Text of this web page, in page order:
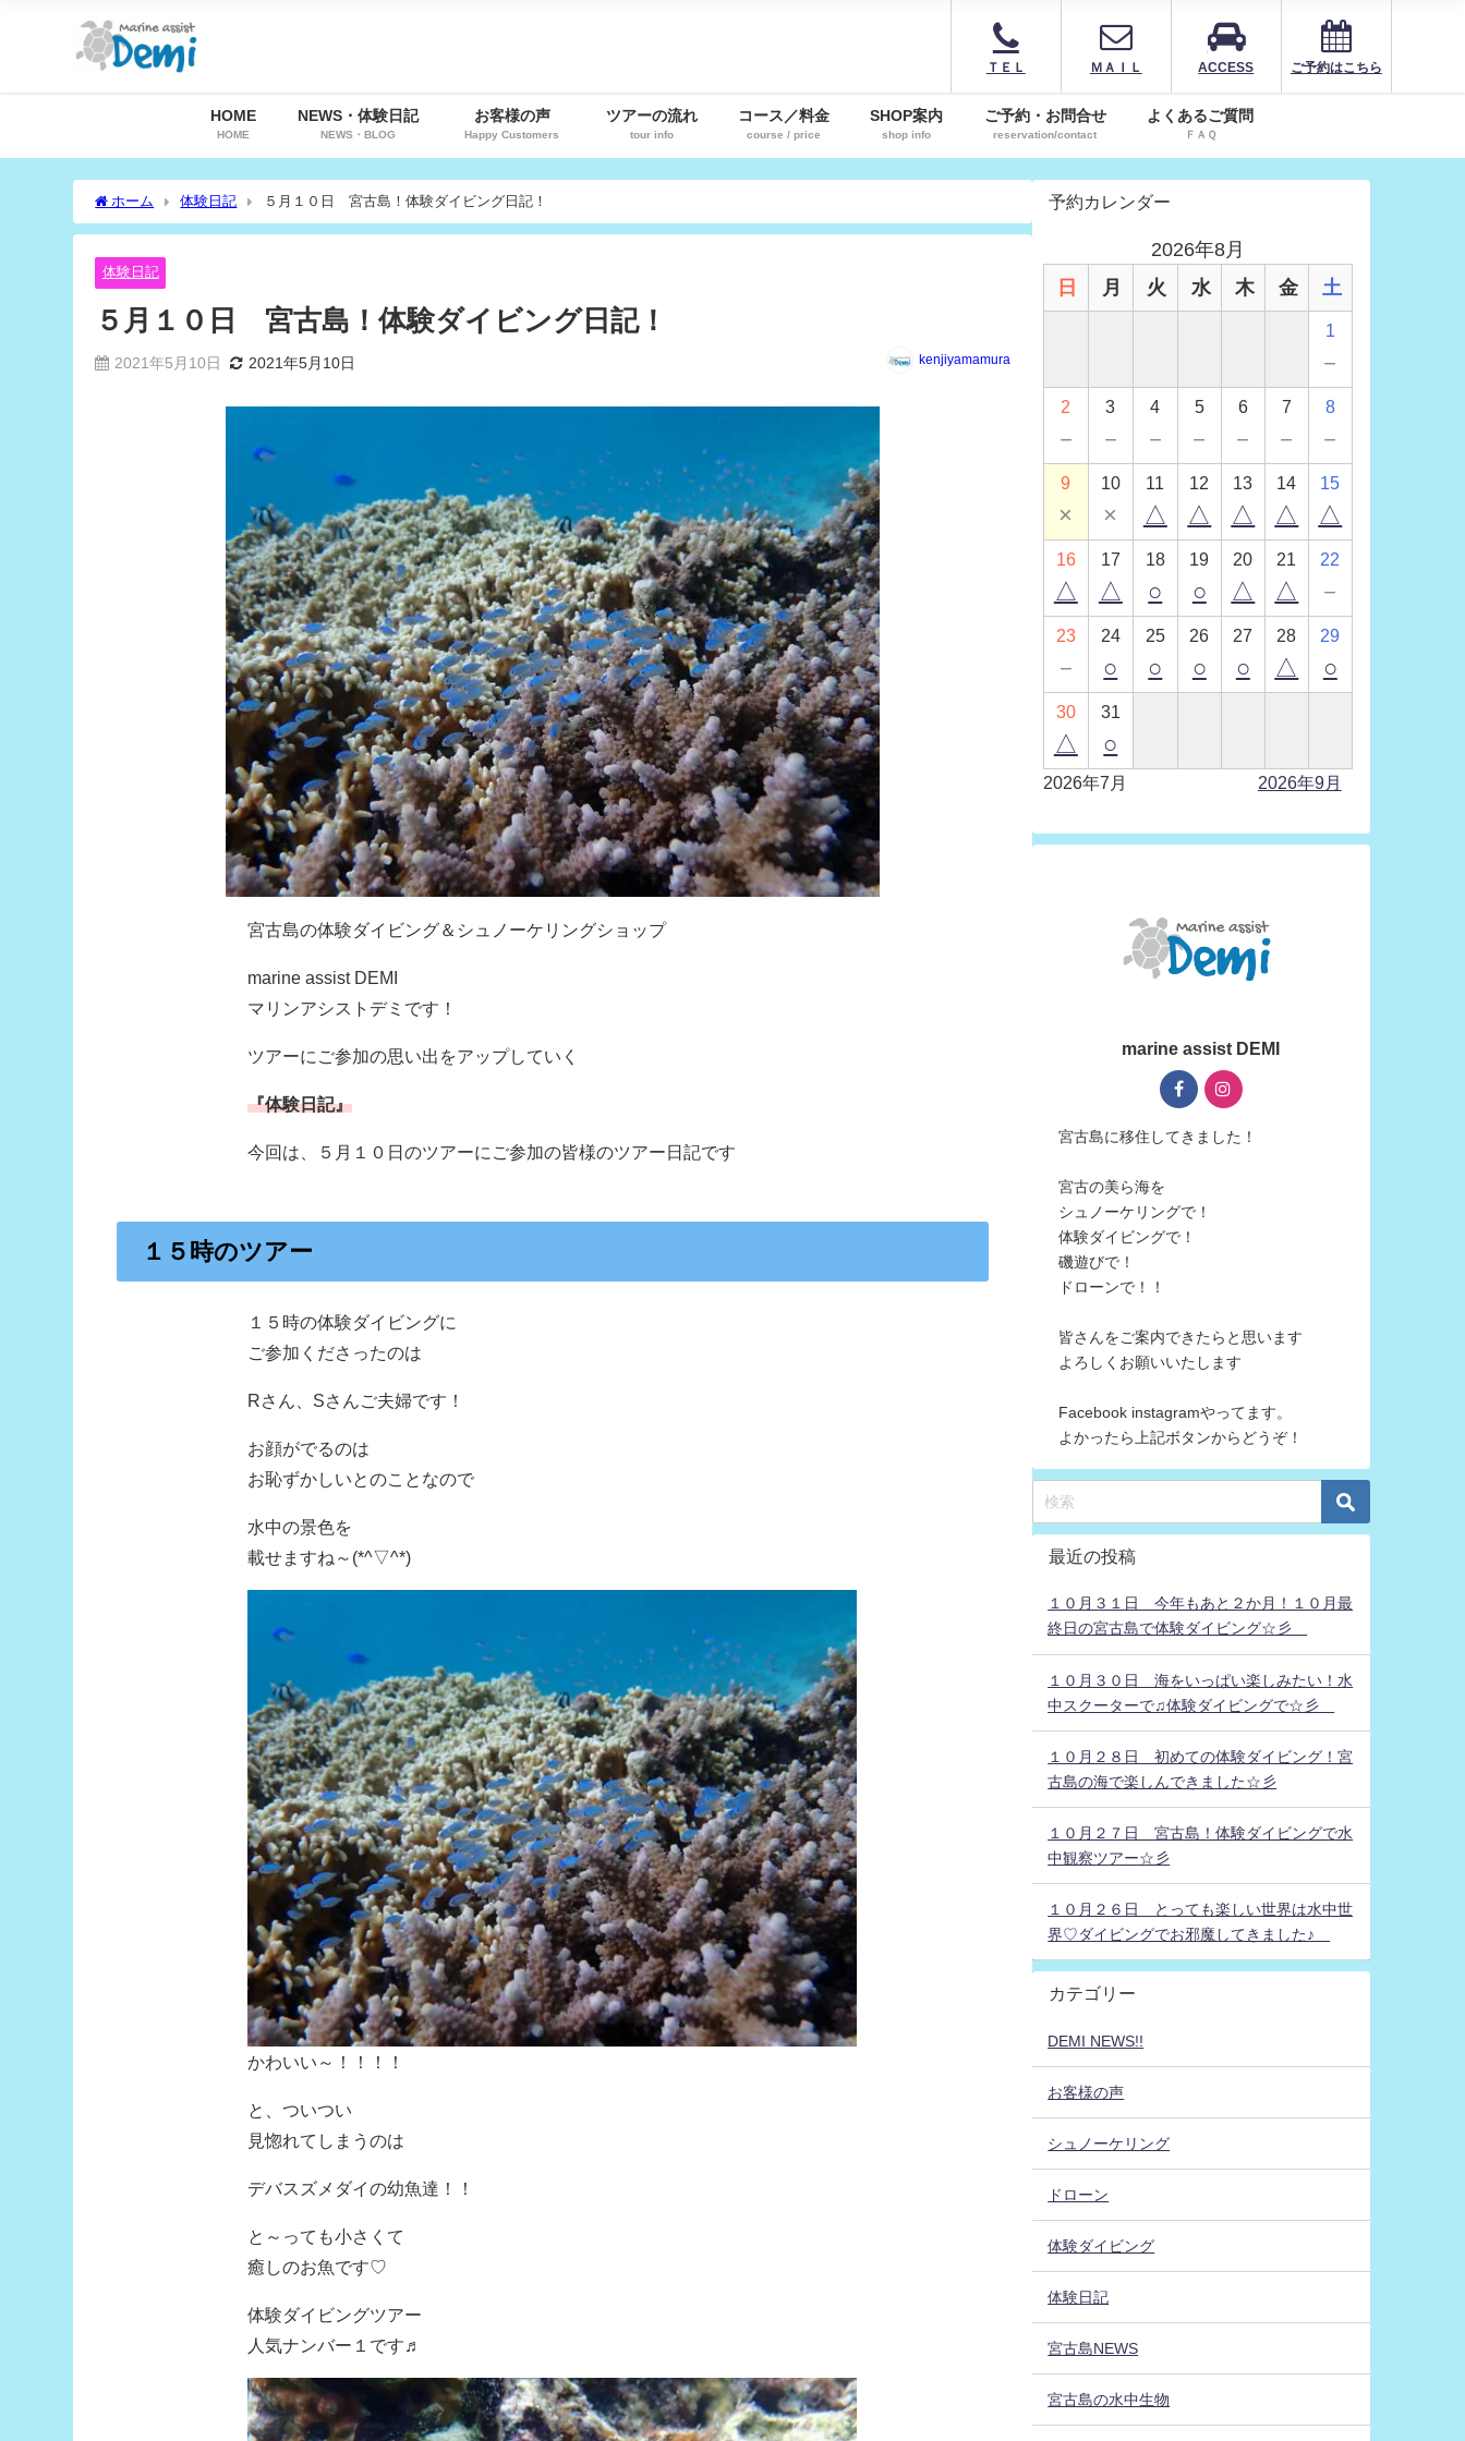
ＴＥＬ ＭＡＩＬ ACCESS ご予約はこちら
HOME
HOME
NEWS・体験日記
NEWS・BLOG
お客様の声
Happy Customers
ツアーの流れ
tour info
コース／料金
course / price
SHOP案内
shop info
ご予約・お問合せ
reservation/contact
よくあるご質問
ＦＡＱ
ホーム 体験日記 ５月１０日 宮古島！体験ダイビング日記！
体験日記
５月１０日 宮古島！体験ダイビング日記！
2021年5月10日 2021年5月10日 kenjiyamamura
宮古島の体験ダイビング＆シュノーケリングショップ
marine assist DEMI
マリンアシストデミです！
ツアーにご参加の思い出をアップしていく
『体験日記』
今回は、５月１０日のツアーにご参加の皆様のツアー日記です
１５時のツアー
１５時の体験ダイビングに
ご参加くださったのは
Rさん、Sさんご夫婦です！
お顔がでるのは
お恥ずかしいとのことなので
水中の景色を
載せますね～(*^▽^*)
かわいい～！！！！
と、ついつい
見惚れてしまうのは
デバスズメダイの幼魚達！！
と～っても小さくて
癒しのお魚です♡
体験ダイビングツアー
人気ナンバー１です♬
予約カレンダー
2026年8月
日
月 火 水 木 金 土
1
－
2
－
3
－
4
－
5
－
6
－
7
－
8
－
9
×
10
×
11
△
12
△
13
△
14
△
15
△
16
△
17
△
18
○
19
○
20
△
21
△
22
－
23
－
24
○
25
○
26
○
27
○
28
△
29
○
30
△
31
○
2026年7月 2026年9月
marine assist DEMI
宮古島に移住してきました！
宮古の美ら海を
シュノーケリングで！
体験ダイビングで！
磯遊びで！
ドローンで！！
皆さんをご案内できたらと思います
よろしくお願いいたします
Facebook instagramやってます。
よかったら上記ボタンからどうぞ！
最近の投稿
１０月３１日 今年もあと２か月！１０月最
終日の宮古島で体験ダイビング☆彡
１０月３０日 海をいっぱい楽しみたい！水
中スクーターで♫体験ダイビングで☆彡
１０月２８日 初めての体験ダイビング！宮
古島の海で楽しんできました☆彡
１０月２７日 宮古島！体験ダイビングで水
中観察ツアー☆彡
１０月２６日 とっても楽しい世界は水中世
界♡ダイビングでお邪魔してきました♪
カテゴリー
DEMI NEWS!!
お客様の声
シュノーケリング
ドローン
体験ダイビング
体験日記
宮古島NEWS
宮古島の水中生物